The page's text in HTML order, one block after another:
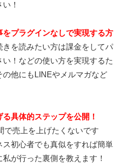
！
をプラグインなしで実現する方
を読みたい方は課金をしてパ
！などの使い方を実現するた
他にもLINEやメルマガなど
具体的ステップを公開！
で売上を上げたくないです
初心者でも真似をすれば簡単
が行った裏側を教えます！